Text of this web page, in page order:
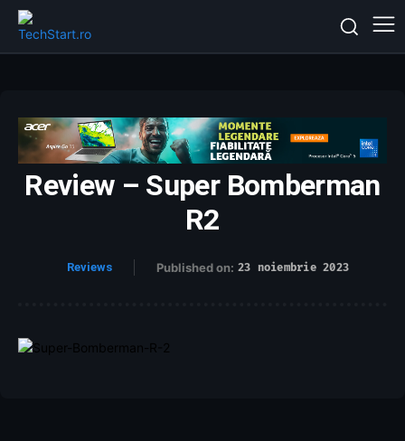
Review – Super Bomberman
R2
Reviews Published on: 23 noiembrie 2023